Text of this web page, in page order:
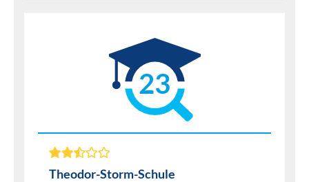
23
Theodor-Storm-Schule